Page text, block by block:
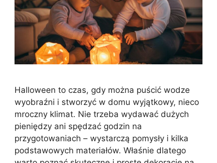
Halloween to czas, gdy można puścić wodze
wyobraźni i stworzyć w domu wyjątkowy, nieco
mroczny klimat. Nie trzeba wydawać dużych
pieniędzy ani spędzać godzin na
przygotowaniach – wystarczą pomysły i kilka
podstawowych materiałów. Właśnie dlatego